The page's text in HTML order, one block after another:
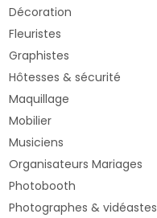
Décoration
Fleuristes
Graphistes
Hôtesses & sécurité
Maquillage
Mobilier
Musiciens
Organisateurs Mariages
Photobooth
Photographes & vidéastes